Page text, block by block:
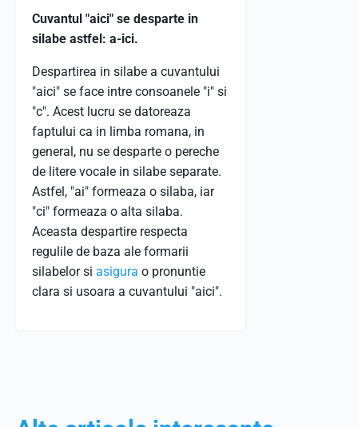
Cuvantul "aici" se desparte in
silabe astfel: a-ici.
Despartirea in silabe a cuvantului
"aici" se face intre consoanele "i" si
"c". Acest lucru se datoreaza
faptului ca in limba romana, in
general, nu se desparte o pereche
de litere vocale in silabe separate.
Astfel, "ai" formeaza o silaba, iar
"ci" formeaza o alta silaba.
Aceasta despartire respecta
regulile de baza ale formarii
silabelor si asigura o pronuntie
clara si usoara a cuvantului "aici".